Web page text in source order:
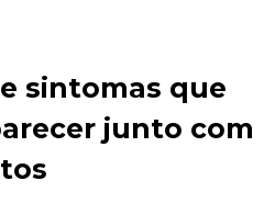
sintomas que
junto com